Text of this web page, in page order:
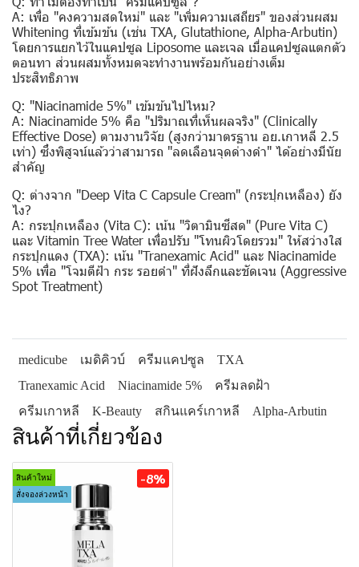
A: เพื่อ "คงความสดใหม่" และ "เพิ่มความเสถียร" ของส่วนผสม
Whitening ที่เข้มข้น (เช่น TXA, Glutathione, Alpha-Arbutin)
โดยการแยกไว้ในแคปซูล Liposome และเจล เมื่อแคปซูลแตกตัว
ตอนทา ส่วนผสมทั้งหมดจะทำงานพร้อมกันอย่างเต็ม
ประสิทธิภาพ
Q: "Niacinamide 5%" เข้มข้นไปไหม?
A: Niacinamide 5% คือ "ปริมาณที่เห็นผลจริง" (Clinically
Effective Dose) ตามงานวิจัย (สูงกว่ามาตรฐาน อย.เกาหลี 2.5
เท่า) ซึ่งพิสูจน์แล้วว่าสามารถ "ลดเลือนจุดด่างดำ" ได้อย่างมีนัย
สำคัญ
Q: ต่างจาก "Deep Vita C Capsule Cream" (กระปุกเหลือง) ยัง
ไง?
A: กระปุกเหลือง (Vita C): เน้น "วิตามินซีสด" (Pure Vita C)
และ Vitamin Tree Water เพื่อปรับ "โทนผิวโดยรวม" ให้สว่างใส
กระปุกแดง (TXA): เน้น "Tranexamic Acid" และ Niacinamide
5% เพื่อ "โจมตีฝ้า กระ รอยดำ" ที่ฝังลึกและชัดเจน (Aggressive
Spot Treatment)
medicube เมดิคิวบ์ ครีมแคปซูล
TXA
Tranexamic Acid
Niacinamide 5%
ครีมลดฝ้า
ครีมเกาหลี
K-Beauty สกินแคร์เกาหลี Alpha-Arbutin
สินค้าที่เกี่ยวข้อง
สินค้าใหม่
สั่งจองล่วงหน้า
-8%